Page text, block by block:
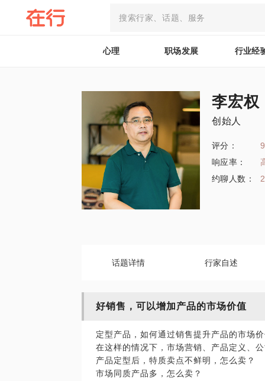
心理 职场发展 行业经
李宏权
创始人
评分：
响应率：
约聊人数：
话题详情 行家自述
好销售，可以增加产品的市场价值
定型产品，如何通过销售提升产品的市场
在这样的情况下，市场营销、产品定义、
产品定型后，特质卖点不鲜明，怎么卖？
市场同质产品多，怎么卖？